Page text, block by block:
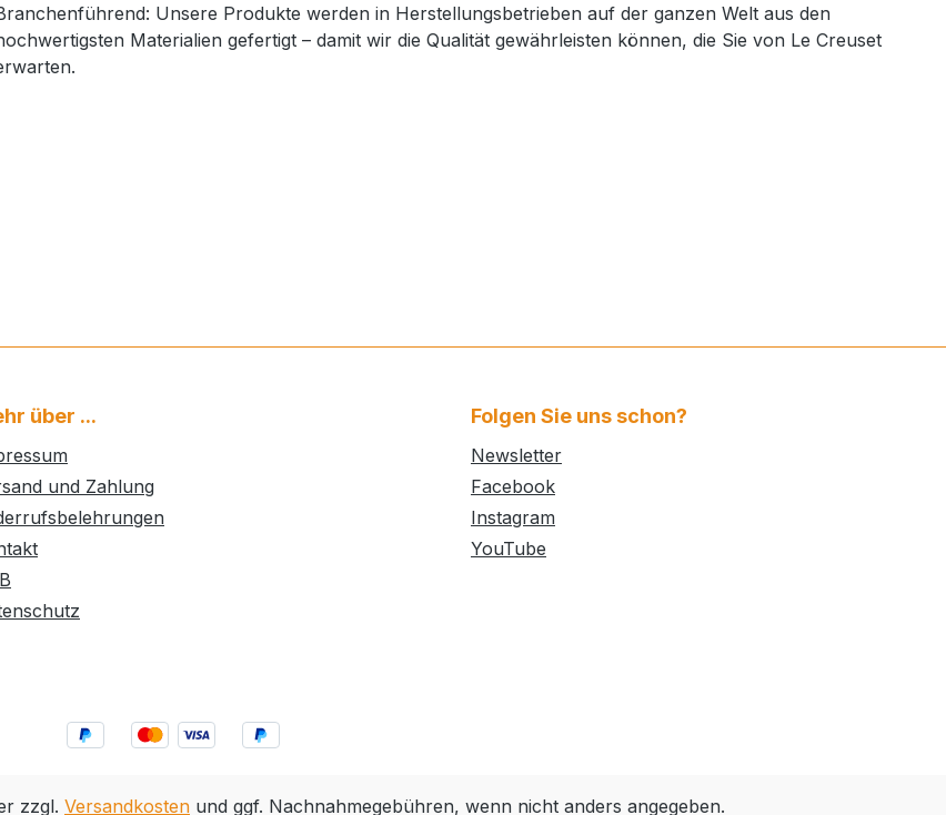
Unsere Produkte werden in Herstellungsbetrieben auf der ganzen Welt aus den
Materialien gefertigt – damit wir die Qualität gewährleisten können, die Sie von Le Creuset
über ...
und Zahlung
Folgen Sie uns schon?
Newsletter
Facebook
Instagram
YouTube
zzgl. Versandkosten und ggf. Nachnahmegebühren, wenn nicht anders angegeben.